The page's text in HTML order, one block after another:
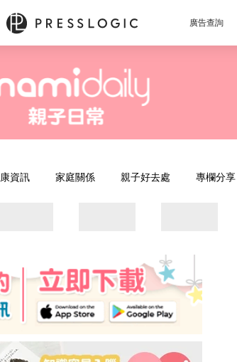
廣告查詢
資訊 家庭關係 親子好去處 專欄分享